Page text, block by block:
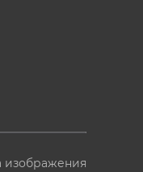
изображения